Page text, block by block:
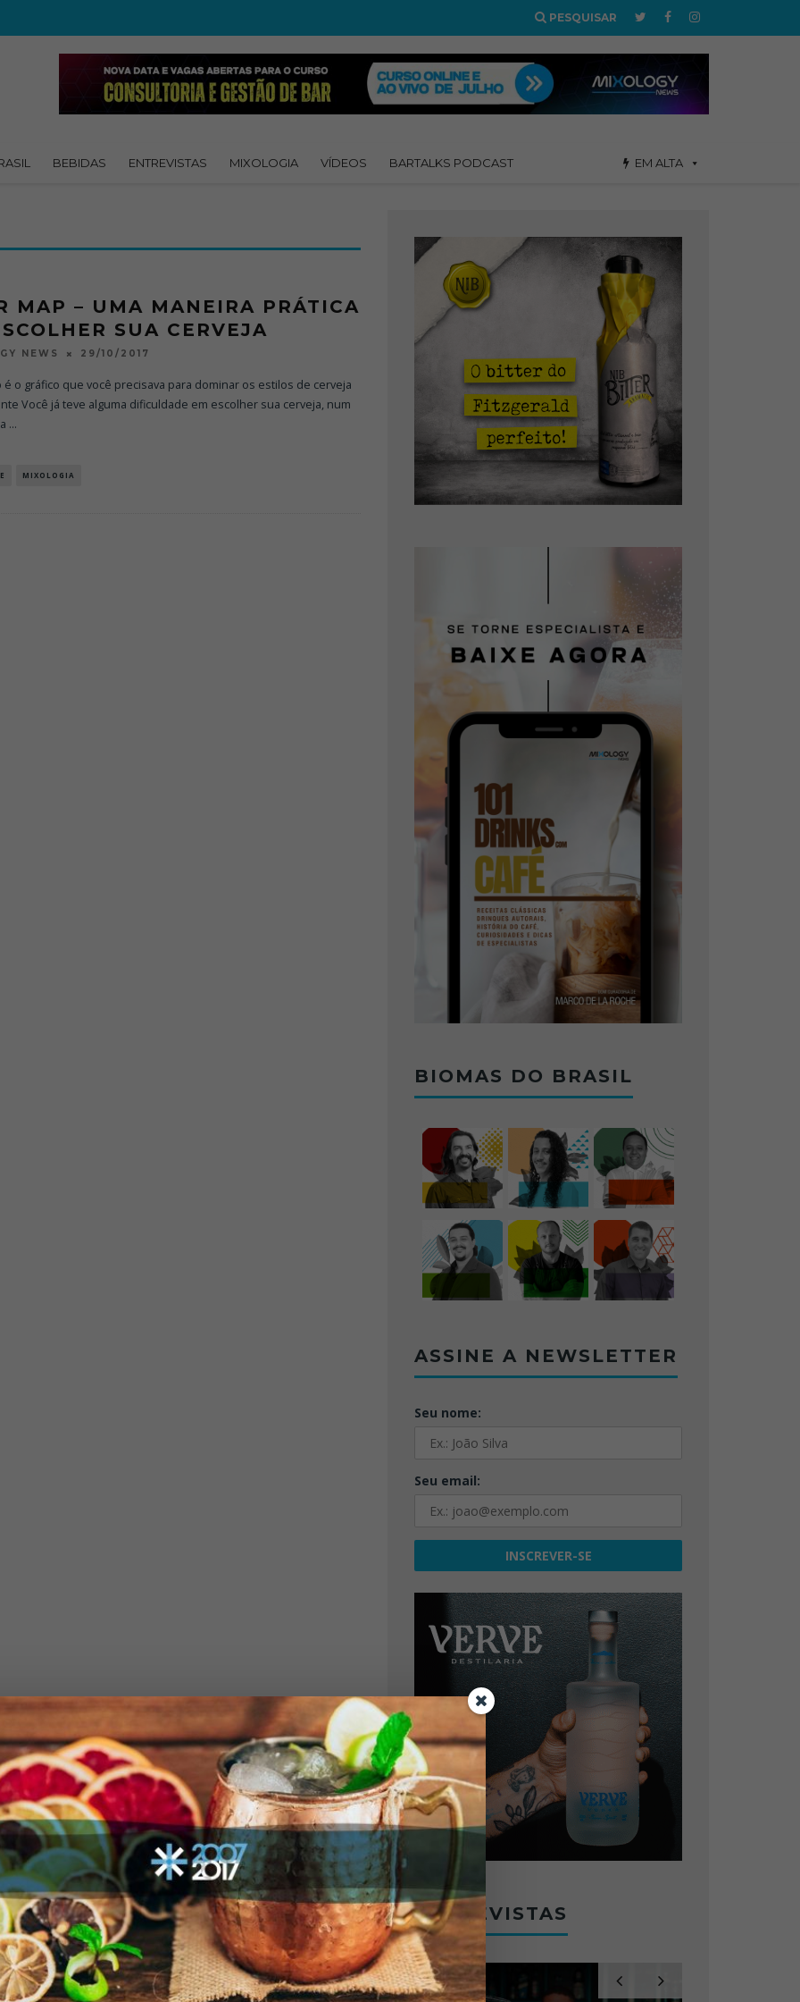
PESQUISAR
BEBIDAS ENTREVISTAS MIXOLOGIA VÍDEOS BARTALKS PODCAST EM ALTA
MAP – UMA MANEIRA PRÁTICA
SUA CERVEJA
NEWS 29/10/2017
é o gráfico que você precisava para dominar os estilos de cerveja
Você já teve alguma dificuldade em escolher sua cerveja, num
...
MIXOLOGIA
BIOMAS DO BRASIL
ASSINE A NEWSLETTER
Seu nome:
Seu email:
ENTREVISTAS